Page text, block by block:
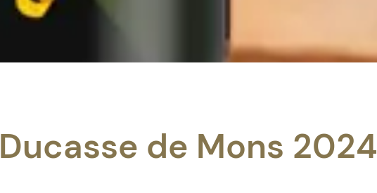
Ducasse de Mons 2024